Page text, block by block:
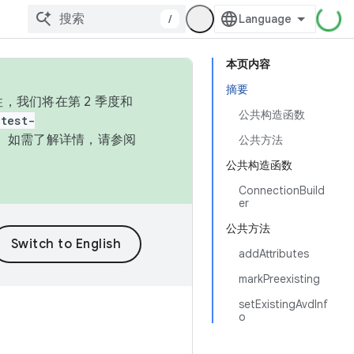
/
本页内容
摘要
公共构造函数
公共方法
公共构造函数
ConnectionBuild
er
公共方法
addAttributes
markPreexisting
setExistingAvdInf
o
我们将在第 2 季度和
如需了解详情，请参阅